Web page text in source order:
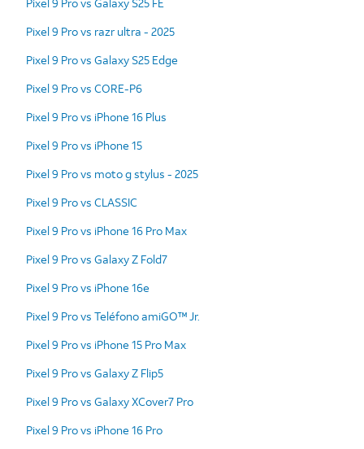
Pixel 9 Pro vs razr ultra - 2025
Pixel 9 Pro vs Galaxy S25 Edge
Pixel 9 Pro vs CORE-P6
Pixel 9 Pro vs iPhone 16 Plus
Pixel 9 Pro vs iPhone 15
Pixel 9 Pro vs moto g stylus - 2025
Pixel 9 Pro vs CLASSIC
Pixel 9 Pro vs iPhone 16 Pro Max
Pixel 9 Pro vs Galaxy Z Fold7
Pixel 9 Pro vs iPhone 16e
Pixel 9 Pro vs Teléfono amiGO™ Jr.
Pixel 9 Pro vs iPhone 15 Pro Max
Pixel 9 Pro vs Galaxy Z Flip5
Pixel 9 Pro vs Galaxy XCover7 Pro
Pixel 9 Pro vs iPhone 16 Pro